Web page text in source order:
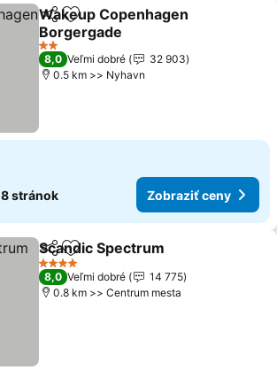
ZdieľaťPridať do obľúbených
Wakeup Copenhagen
Borgergade
Zobraziť ceny
2 Počet hviezdičiek
8,0 Veľmi dobré
32 903
0.5 km >> Nyhavn
8 stránok Zobraziť ceny
ZdieľaťPridať do obľúbených
Scandic Spectrum
4 Počet hviezdičiek
8,0 Veľmi dobré
14 775
0.8 km >> Centrum mesta